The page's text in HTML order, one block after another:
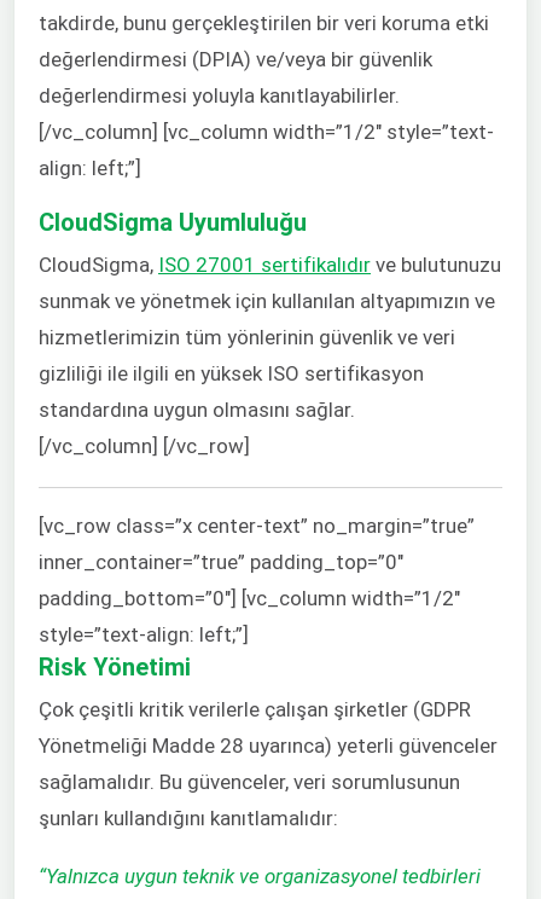
takdirde, bunu gerçekleştirilen bir veri koruma etki
değerlendirmesi (DPIA) ve/veya bir güvenlik
değerlendirmesi yoluyla kanıtlayabilirler.
[/vc_column] [vc_column width=”1/2″ style=”text-
align: left;”]
CloudSigma Uyumluluğu
CloudSigma, ISO 27001 sertifikalıdır ve bulutunuzu
sunmak ve yönetmek için kullanılan altyapımızın ve
hizmetlerimizin tüm yönlerinin güvenlik ve veri
gizliliği ile ilgili en yüksek ISO sertifikasyon
standardına uygun olmasını sağlar.
[/vc_column] [/vc_row]
[vc_row class=”x center-text” no_margin=”true”
inner_container=”true” padding_top=”0″
padding_bottom=”0″] [vc_column width=”1/2″
style=”text-align: left;”]
Risk Yönetimi
Çok çeşitli kritik verilerle çalışan şirketler (GDPR
Yönetmeliği Madde 28 uyarınca) yeterli güvenceler
sağlamalıdır. Bu güvenceler, veri sorumlusunun
şunları kullandığını kanıtlamalıdır:
“Yalnızca uygun teknik ve organizasyonel tedbirleri